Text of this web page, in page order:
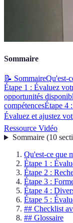
Sommaire
📝 SommaireQu'est-
Étape 1 : Évaluez
opportunités
compétencesÉtape 4
Évaluez et ajustez
Ressource Vidéo
Sommaire(10
Qu'est-ce que
Étape 1 :
Étape 2 :
Étape 3 :
Étape 4 :
Étape 5 :
## Checklist
## Glossaire